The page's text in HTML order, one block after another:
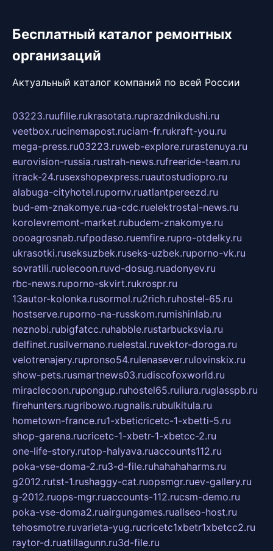
Бесплатный каталог ремонтных
организаций
Актуальный каталог компаний по всей России
03223.ruufille.rukrasotata.ruprazdnikdushi.ru
veetbox.rucinemapost.ruciam-fr.rukraft-you.ru
mega-press.ru03223.ruweb-explore.rurastenuya.ru
eurovision-russia.rustrah-news.rufreeride-team.ru
itrack-24.rusexshopexpress.ruautostudiopro.ru
alabuga-cityhotel.rupornv.ruatlantpereezd.ru
bud-em-znakomye.rua-cdc.ruelektrostal-news.ru
korolevremont-market.rubudem-znakomye.ru
oooagrosnab.rufpodaso.ruemfire.rupro-otdelky.ru
ukrasotki.ruseksuzbek.ruseks-uzbek.ruporno-vk.ru
sovratili.ruolecoon.ruvd-dosug.ruadonyev.ru
rbc-news.ruporno-skvirt.rukrospr.ru
13autor-kolonka.rusormol.ru2rich.ruhostel-65.ru
hostserve.ruporno-na-russkom.rumishinlab.ru
neznobi.rubigfatcc.ruhabble.rustarbucksvia.ru
delfinet.rusilvernano.ruelestal.ruvektor-doroga.ru
velotrenajery.rupronso54.rulenasever.rulovinskix.ru
show-pets.rusmartnews03.rudiscofoxworld.ru
miraclecoon.rupongup.ruhostel65.ruliura.ruglasspb.ru
firehunters.rugribowo.rugnalis.rubulkitula.ru
hometown-france.ru1-xbeticricetc-1-xbetti-5.ru
shop-garena.rucricetc-1-xbetr-1-xbetcc-2.ru
one-life-story.rutop-halyava.ruaccounts112.ru
poka-vse-doma-2.ru3-d-file.ruhahahaharms.ru
g2012.rutst-1.rushaggy-cat.ruopsmgr.ruev-gallery.ru
g-2012.ruops-mgr.ruaccounts-112.rucsm-demo.ru
poka-vse-doma2.ruairgungames.ruallseo-host.ru
tehosmotre.ruvarieta-yug.rucricetc1xbetr1xbetcc2.ru
raytor-d.ruatillagunn.ru3d-file.ru